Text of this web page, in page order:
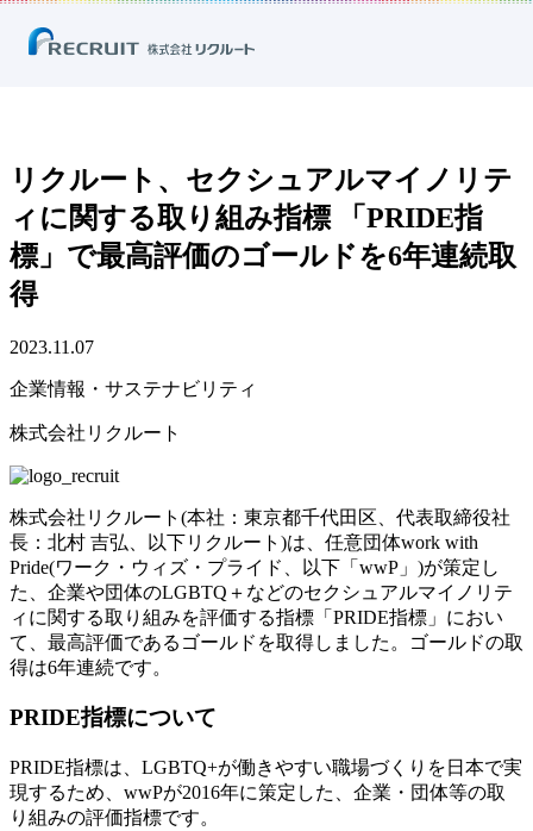
リクルート、セクシュアルマイノリティに関する取り組み指標 「PRIDE
リクルート、セクシュアルマイノリテ
ィに関する取り組み指標 「PRIDE指
標」で最高評価のゴールドを6年連続取
得
2023.11.07
企業情報・サステナビリティ
株式会社リクルート
株式会社リクルート(本社：東京都千代田区、代表取締役社
長：北村 吉弘、以下リクルート)は、任意団体work with
Pride(ワーク・ウィズ・プライド、以下「wwP」)が策定し
た、企業や団体のLGBTQ＋などのセクシュアルマイノリテ
ィに関する取り組みを評価する指標「PRIDE指標」におい
て、最高評価であるゴールドを取得しました。ゴールドの取
得は6年連続です。
PRIDE指標について
PRIDE指標は、LGBTQ+が働きやすい職場づくりを日本で実
現するため、wwPが2016年に策定した、企業・団体等の取
り組みの評価指標です。